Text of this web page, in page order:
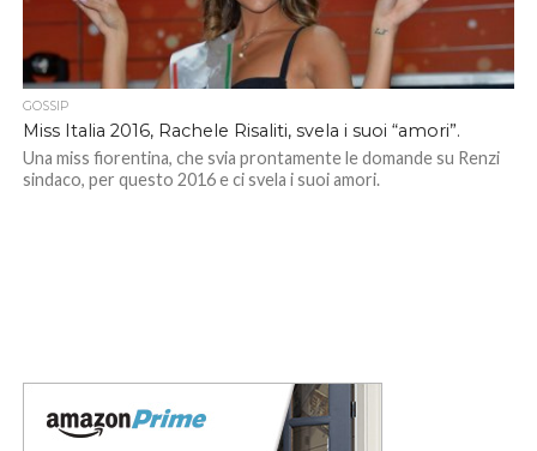
GOSSIP
Miss Italia 2016, Rachele Risaliti, svela i suoi “amori”.
Una miss fiorentina, che svia prontamente le domande su Renzi
sindaco, per questo 2016 e ci svela i suoi amori.